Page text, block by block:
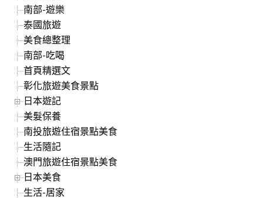
南部-遊樂
泰國旅遊
美食總整理
南部-吃喝
首頁精選文
彰化旅遊美食景點
日本遊記
美髮保養
南投旅遊住宿景點美食
生活隨記
澳門旅遊住宿景點美食
日本美食
生活-居家